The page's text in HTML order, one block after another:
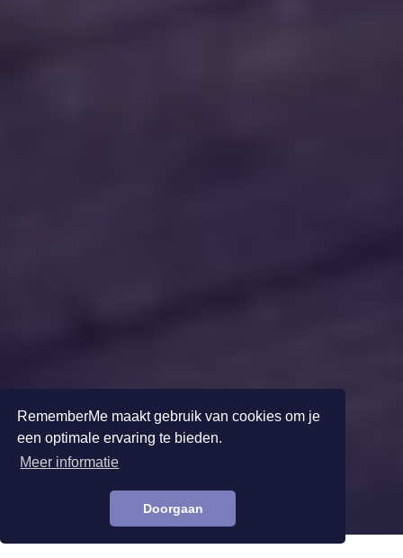
RememberMe maakt gebruik van cookies om je
een optimale ervaring te bieden.
Meer informatie
Doorgaan